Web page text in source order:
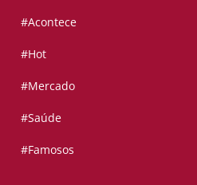
#Acontece
#Hot
#Mercado
#Saúde
#Famosos